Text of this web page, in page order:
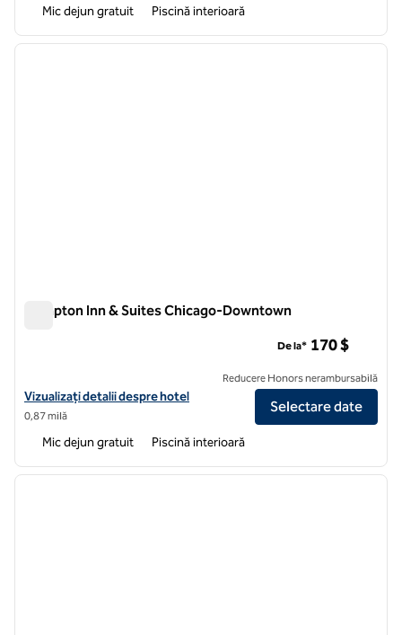
Mic dejun gratuit Piscină interioară
1 din 12
Hampton Inn & Suites Chicago-Downtown
Vizualizați detaliile hotelului Hampton Inn & Suites Chicago-
Vizualizați detalii despre hotel
0,87 milă
De la* 170 $
Reducere Honors nerambursabilă
Selectare date
Mic dejun gratuit Piscină interioară
1 din 12